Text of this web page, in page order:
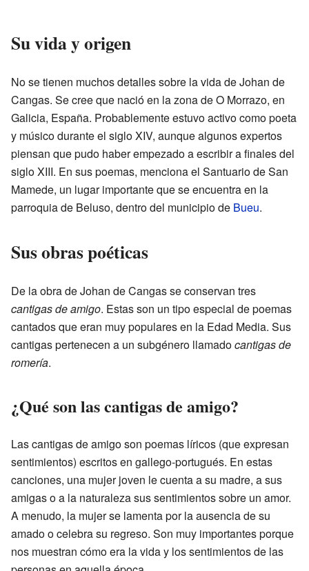
Su vida y origen
No se tienen muchos detalles sobre la vida de Johan de
Cangas. Se cree que nació en la zona de O Morrazo, en
Galicia, España. Probablemente estuvo activo como poeta
y músico durante el siglo XIV, aunque algunos expertos
piensan que pudo haber empezado a escribir a finales del
siglo XIII. En sus poemas, menciona el Santuario de San
Mamede, un lugar importante que se encuentra en la
parroquia de Beluso, dentro del municipio de Bueu.
Sus obras poéticas
De la obra de Johan de Cangas se conservan tres
cantigas de amigo. Estas son un tipo especial de poemas
cantados que eran muy populares en la Edad Media. Sus
cantigas pertenecen a un subgénero llamadocantigas de
romería.
¿Qué son las cantigas de amigo?
Las cantigas de amigo son poemas líricos (que expresan
sentimientos) escritos en gallego-portugués. En estas
canciones, una mujer joven le cuenta a su madre, a sus
amigas o a la naturaleza sus sentimientos sobre un amor.
A menudo, la mujer se lamenta por la ausencia de su
amado o celebra su regreso. Son muy importantes porque
nos muestran cómo era la vida y los sentimientos de las